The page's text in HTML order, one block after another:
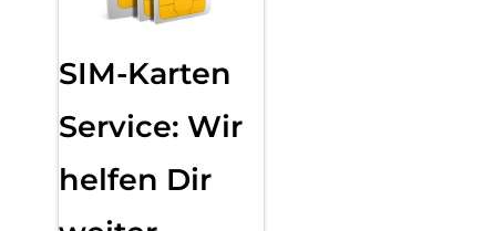
SIM-Karten
Service: Wir
helfen Dir